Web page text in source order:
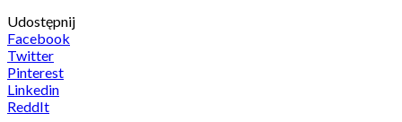
Udostępnij
Facebook
Twitter
Pinterest
Linkedin
ReddIt